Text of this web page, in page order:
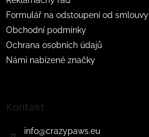
i
Formulář na odstoupení od smlouvy
Obchodní podmínky
Ochrana osobních údajů
Námi nabízené značky
Kontakt
info@crazypaws.eu